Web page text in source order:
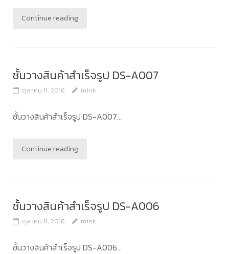
Continue reading
ชั้นวางสินค้าสำเร็จรูป DS-A007
ตุลาคม 11, 2016 mink
ชั้นวางสินค้าสำเร็จรูป DS-A007...
Continue reading
ชั้นวางสินค้าสำเร็จรูป DS-A006
ตุลาคม 11, 2016 mink
ชั้นวางสินค้าสำเร็จรูป DS-A006...